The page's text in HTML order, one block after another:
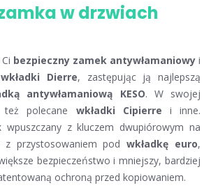
w drzwiach
bezpieczny zamek antywłamaniowy i
Dierre, zastępując ją najlepszą
antywłamaniową KESO. W swojej
też polecane wkładki Cipierre i inne.
wpuszczany z kluczem dwupiórowym na
z przystosowaniem podwkładkę euro,
bezpieczeństwo i mniejszy, bardziej
ochroną przed kopiowaniem.